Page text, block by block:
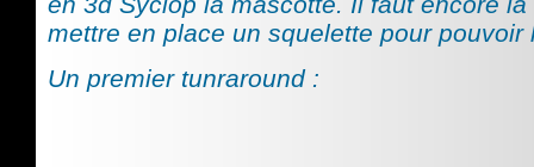
mettre en place un squelette pour pouvoir
Un premier tunraround :